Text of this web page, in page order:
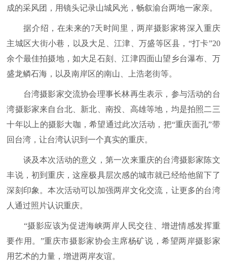
成的采风团，用镜头记录山城风光，畅叙渝台两地一家亲。
据介绍，在未来的7天时间里，两岸摄影家将深入重庆
主城区大街小巷，以及大足、江津、万盛等区县，“打卡”20
余个最佳拍摄地，如大足石刻、江津四面山望乡台瀑布、万
盛龙鳞石海，以及南岸区的南山、上浩老街等。
台湾摄影家交流协会理事长林再生表示，参与活动的台
湾摄影家来自台北、新北、南投、高雄等地，均是拍照二三
十年以上的摄影大咖，希望通过此次活动，把“重庆面孔”带
回台湾，让台湾认识到一个真实的重庆。
谈及本次活动的意义，第一次来重庆的台湾摄影家陈文
丰说，初到重庆，这座极具层次感的城市就已经给他留下了
深刻印象。本次活动可以加强两岸文化交流，让更多的台湾
人通过照片认识重庆。
“摄影应该为促进海峡两岸人民交往、增进情感发挥重
要作用。”重庆市摄影家协会主席杨矿说，希望两岸摄影家
用艺术的力量，增进两岸友谊。